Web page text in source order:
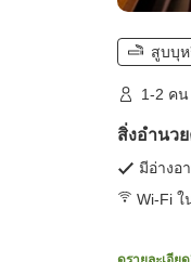
สูบบุห
1-2 คน
สิ่งอำนว
มีอ่างอ
Wi-Fi ใ